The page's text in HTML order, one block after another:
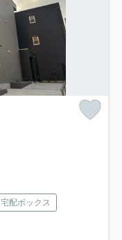
宅配ボックス